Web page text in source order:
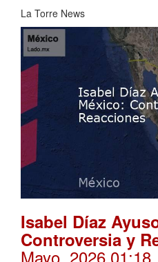
La Torre News
Isabel Díaz
Controversia y
Mayo, 2026 01:18